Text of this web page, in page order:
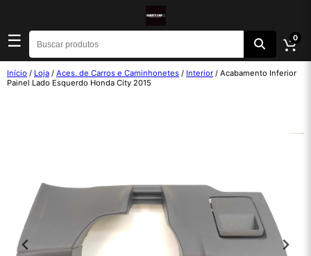
☰ 0
Início / Loja / Aces. de Carros e Caminhonetes / Interior / Acabamento Inferior
Painel Lado Esquerdo Honda City 2015